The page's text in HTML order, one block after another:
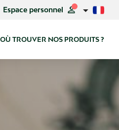
Espace personnel person
OÙ TROUVER NOS PRODUITS ?